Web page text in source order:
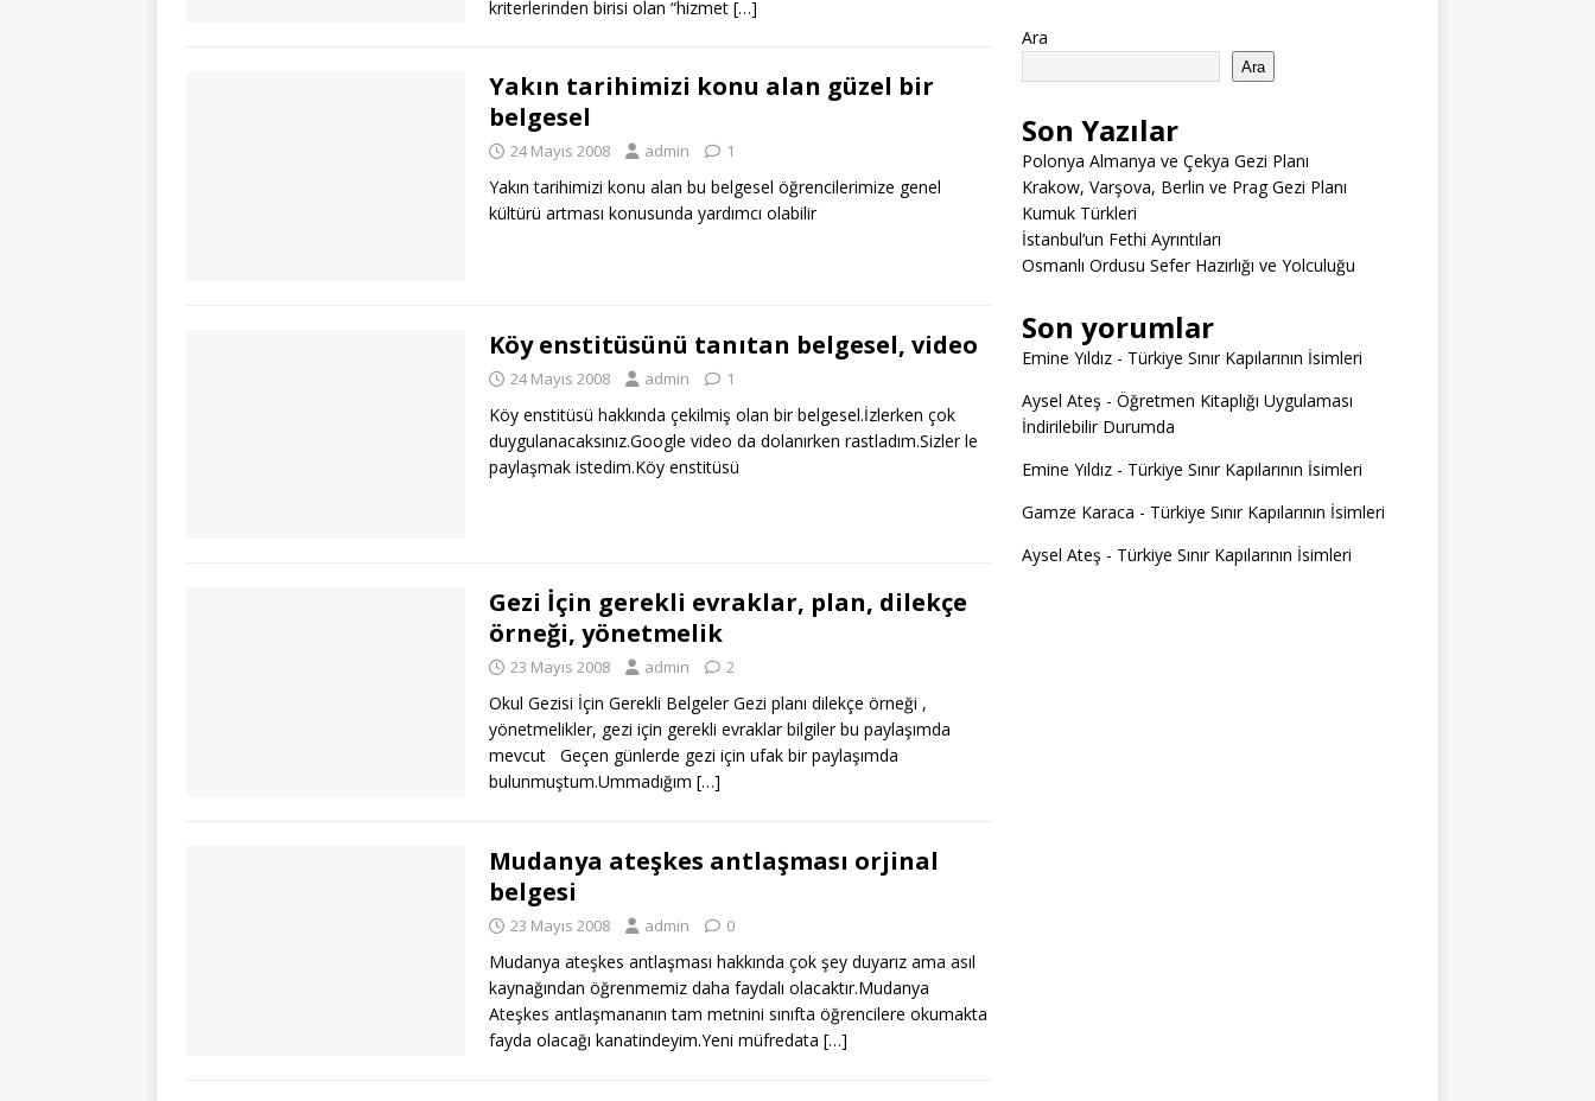
kriterlerinden birisi olan “hizmet […]
Yakın tarihimizi konu alan güzel bir
belgesel
24 Mayıs 2008 admin 1
Yakın tarihimizi konu alan bu belgesel öğrencilerimize genel
kültürü artması konusunda yardımcı olabilir
Köy enstitüsünü tanıtan belgesel, video
24 Mayıs 2008 admin 1
Köy enstitüsü hakkında çekilmiş olan bir belgesel.İzlerken çok
duygulanacaksınız.Google video da dolanırken rastladım.Sizler le
paylaşmak istedim.Köy enstitüsü
Gezi İçin gerekli evraklar, plan, dilekçe
örneği, yönetmelik
23 Mayıs 2008 admin 2
Okul Gezisi İçin Gerekli Belgeler Gezi planı dilekçe örneği ,
yönetmelikler, gezi için gerekli evraklar bilgiler bu paylaşımda
mevcut Geçen günlerde gezi için ufak bir paylaşımda
bulunmuştum.Ummadığım […]
Mudanya ateşkes antlaşması orjinal
belgesi
23 Mayıs 2008 admin 0
Mudanya ateşkes antlaşması hakkında çok şey duyarız ama asıl
kaynağından öğrenmemiz daha faydalı olacaktır.Mudanya
Ateşkes antlaşmananın tam metnini sınıfta öğrencilere okumakta
fayda olacağı kanatindeyim.Yeni müfredata […]
Ara
Ara
Son Yazılar
Polonya Almanya ve Çekya Gezi Planı
Krakow, Varşova, Berlin ve Prag Gezi Planı
Kumuk Türkleri
İstanbul’un Fethi Ayrıntıları
Osmanlı Ordusu Sefer Hazırlığı ve Yolculuğu
Son yorumlar
Emine Yıldız- Türkiye Sınır Kapılarının İsimleri
Aysel Ateş - Öğretmen Kitaplığı Uygulaması
İndirilebilir Durumda
Emine Yıldız- Türkiye Sınır Kapılarının İsimleri
Gamze Karaca - Türkiye Sınır Kapılarının İsimleri
Aysel Ateş - Türkiye Sınır Kapılarının İsimleri